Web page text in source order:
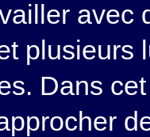
avec
plusieurs
Dans